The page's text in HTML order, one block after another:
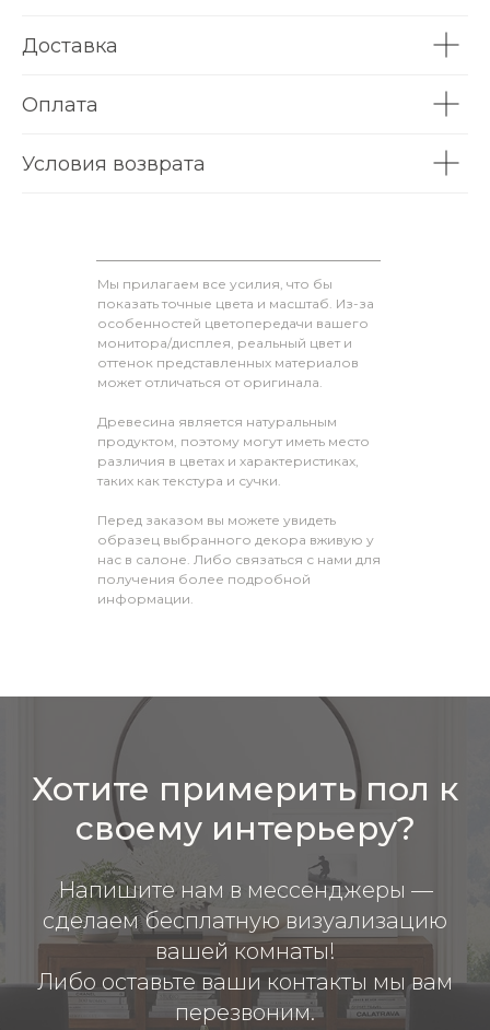
Доставка
Оплата
Условия возврата
Мы прилагаем все усилия, что бы
показать точные цвета и масштаб. Из-за
особенностей цветопередачи вашего
монитора/дисплея, реальный цвет и
оттенок представленных материалов
может отличаться от оригинала.
Древесина является натуральным
продуктом, поэтому могут иметь место
различия в цветах и характеристиках,
таких как текстура и сучки.
Перед заказом вы можете увидеть
образец выбранного декора вживую у
нас в салоне. Либо связаться с нами для
получения более подробной
информации.
Хотите примерить пол к
своему интерьеру?
Напишите нам в мессенджеры —
сделаем бесплатную визуализацию
вашей комнаты!
Либо оставьте ваши контакты мы вам
перезвоним.